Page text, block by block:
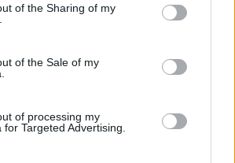
or usage behaviour. You may click to
to Google and its third-party tags to
specified purposes in below Google
of the Sharing of my
of the Sale of my
of processing my
Targeted Advertising.